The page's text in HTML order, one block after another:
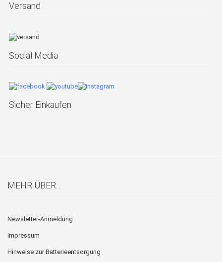
Versand
Social Media
Sicher Einkaufen
MEHR ÜBER...
Newsletter-Anmeldung
Impressum
Hinweise zur Batterieentsorgung